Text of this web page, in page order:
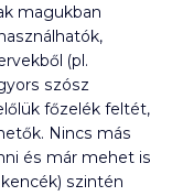
magukban
(pl.
szósz
főzelék feltét,
Nincs más
és már mehet is
szintén